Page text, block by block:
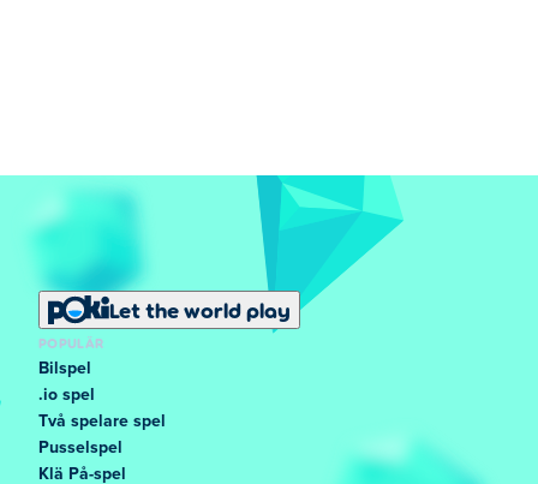
Let the world play
POPULÄR
Bilspel
.io spel
Två spelare spel
Pusselspel
Klä På-spel